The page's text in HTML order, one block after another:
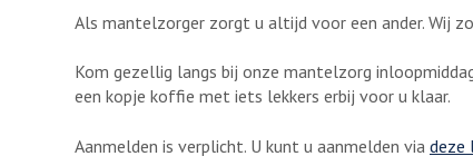
Als mantelzorger zorgt u altijd voor een ander. Wij
Kom gezellig langs bij onze mantelzorg
een kopje koffie met iets lekkers erbij voor u klaar.
Aanmelden is verplicht. U kunt u aanmelden via deze